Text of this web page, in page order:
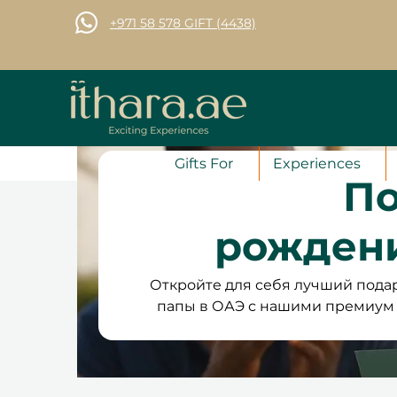
+971 58 578 GIFT (4438)
Gifts For Experiences
Откройте для себя лучший
папы в ОАЭ с нашими премиум
или уникальных занятостей,
всех, кто ищет подарки на день